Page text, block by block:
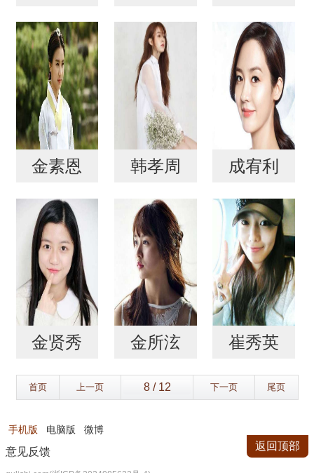
金素恩 韩孝周 成宥利
金贤秀 金所泫 崔秀英
首页 上一页 下一页 尾页
手机版 电脑版 微博
意见反馈 返回顶部